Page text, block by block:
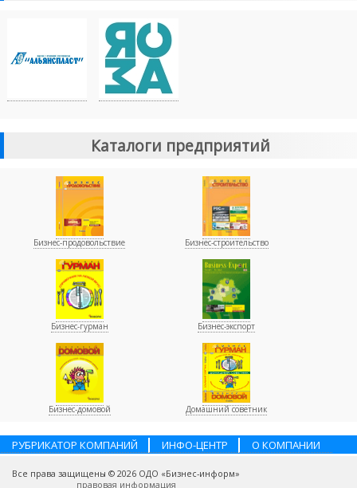
Каталоги предприятий
Бизнес-продовольствие Бизнес-строительство
Бизнес-гурман Бизнес-экспорт
Бизнес-домовой Домашний советник
РУБРИКАТОР КОМПАНИЙ ИНФО-ЦЕНТР
О КОМПАНИИ
Все права защищены © 2026 ОДО «Бизнес-информ»
правовая информация